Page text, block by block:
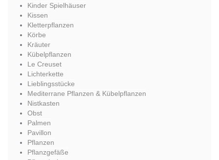
Kinder Spielhäuser
Kissen
Kletterpflanzen
Körbe
Kräuter
Kübelpflanzen
Le Creuset
Lichterkette
Lieblingsstücke
Mediterrane Pflanzen & Kübelpflanzen
Nistkasten
Obst
Palmen
Pavillon
Pflanzen
Pflanzgefäße